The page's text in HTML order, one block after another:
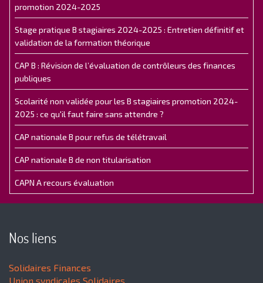
promotion 2024-2025
Stage pratique B stagiaires 2024-2025 : Entretien définitif et
validation de la formation théorique
CAP B : Révision de l’évaluation de contrôleurs des finances
publiques
Scolarité non validée pour les B stagiaires promotion 2024-
2025 : ce qu'il faut faire sans attendre ?
CAP nationale B pour refus de télétravail
CAP nationale B de non titularisation
CAPN A recours évaluation
Nos liens
Solidaires Finances
Union syndicales Solidaires